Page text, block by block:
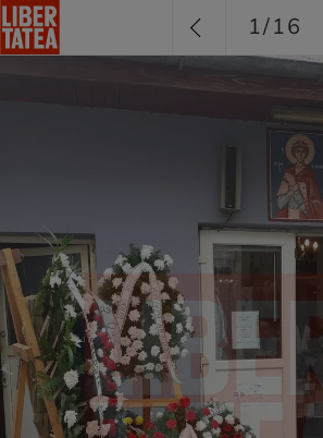
1/16